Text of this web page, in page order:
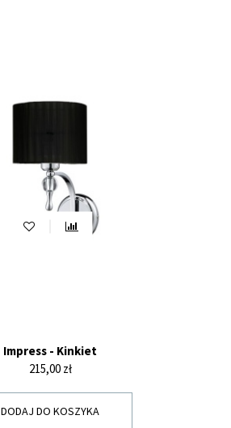
Impress - Kinkiet
Cena
215,00 zł
DODAJ DO KOSZYKA